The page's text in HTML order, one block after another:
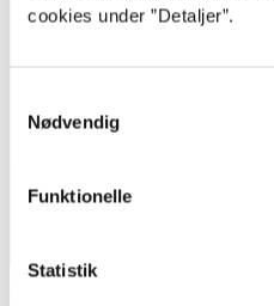
cookies under ”Detaljer”.
Nødvendig
Funktionelle
Statistik